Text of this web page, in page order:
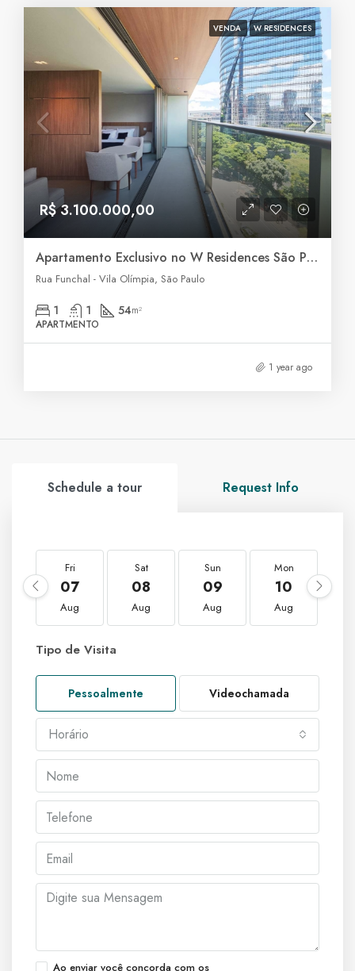
VENDA W RESIDENCES
R$ 3.100.000,00
Apartamento Exclusivo no W Residences São Paulo
Rua Funchal - Vila Olímpia, São Paulo
1 1 54m²
APARTMENTO
1 year ago
Schedule a tour Request Info
Fri
07
Aug
Sat
08
Aug
Sun
09
Aug
Mon
10
Aug
Tipo de Visita
Pessoalmente Videochamada
Horário
Ao enviar você concorda com os